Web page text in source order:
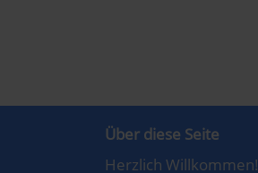
Über diese Seite
Herzlich Willkommen!